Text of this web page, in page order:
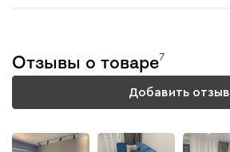
Отзывы о товаре7
Добавить отзыв